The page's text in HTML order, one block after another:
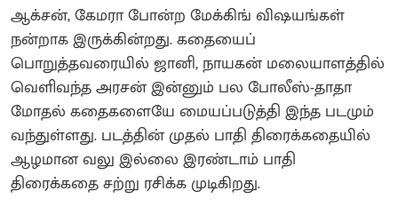
ஆக்சன், கேமரா போன்ற மேக்கிங் விஷயங்கள்
நன்றாக இருக்கின்றது. கதையைப்
பொறுத்தவரையில் ஜானி, நாயகன் மலையாளத்தில்
வெளிவந்த அரசன் இன்னும் பல போலீஸ்-தாதா
மோதல் கதைகளையே மையப்படுத்தி இந்த படமும்
வந்துள்ளது. படத்தின் முதல் பாதி திரைக்கதையில்
ஆழமான வலு இல்லை இரண்டாம் பாதி
திரைக்கதை சற்று ரசிக்க முடிகிறது.